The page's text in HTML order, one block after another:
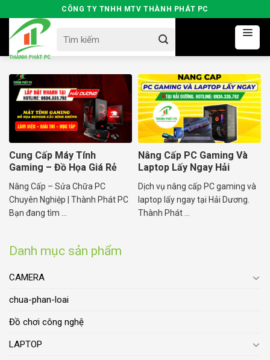
to
content
CÔNG TY TNHH MTV THÀNH PHÁT PC
for:
Danh mục sản phẩm
CAMERA
chua-phan-loai
Đồ chơi công nghệ
LAPTOP
Cung Cấp Máy Tính
Gaming – Đồ Họa Giá Rẻ
Cấu Hình Khủng
Nâng Cấp – Sửa Chữa PC
Chuyên Nghiệp | Thành Phát PC
Bạn đang tìm ...
Nâng Cấp PC Gaming Và
Laptop Lấy Ngay Hải
Dịch vụ nâng cấp PC gaming và
laptop lấy ngay tại Hải Dương.
Thành Phát ...